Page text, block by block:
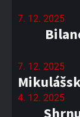
7. 12. 2025
7. 12. 2025
4. 12. 2025